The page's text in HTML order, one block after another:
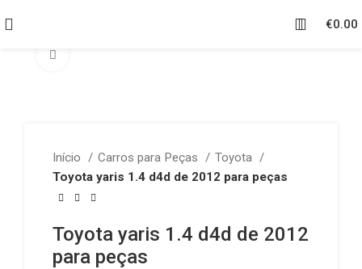
€0.00
Início Carros para Peças
Toyota
Toyota yaris 1.4 d4d de 2012 para peças
Toyota yaris 1.4 d4d de 2012
para peças